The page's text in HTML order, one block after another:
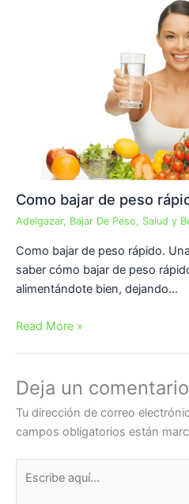
Como bajar de peso
Adelgazar, Bajar De Peso, Salud y
Como bajar de peso rápido.
saber cómo bajar de peso
alimentándote bien, dejando…
Read More »
Deja un comentario
Tu dirección de correo
campos obligatorios están